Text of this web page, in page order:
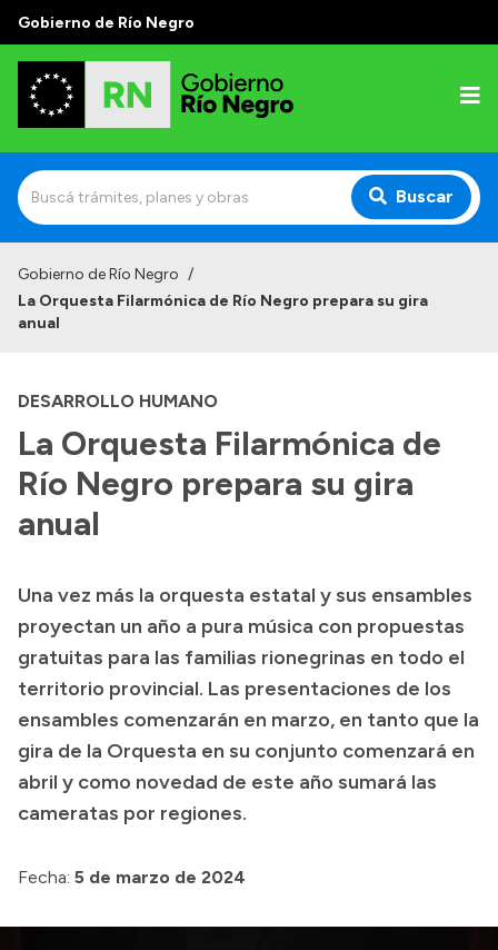
Gobierno de Río Negro
Buscar
Autoridades
Autoridades y Organismos
Discursos en la Legislatura
Casa de Gobierno
Acerca de Río Negro
Geografía
Invertí en Río Negro
Transparencia
Presupuesto
Compras y licitaciones
Gobierno de Río Negro /
La Orquesta Filarmónica de Río Negro prepara su gira
anual
DESARROLLO HUMANO
La Orquesta Filarmónica de
Río Negro prepara su gira
anual
Una vez más la orquesta estatal y sus ensambles
proyectan un año a pura música con propuestas
gratuitas para las familias rionegrinas en todo el
territorio provincial. Las presentaciones de los
ensambles comenzarán en marzo, en tanto que la
gira de la Orquesta en su conjunto comenzará en
abril y como novedad de este año sumará las
cameratas por regiones.
Fecha: 5 de marzo de 2024